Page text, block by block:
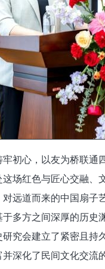
初心，以友为桥联
场红色与匠心交融
远道而来的中国扇子
多方之间深厚的历
究会建立了紧密且
深化了民间文化交流